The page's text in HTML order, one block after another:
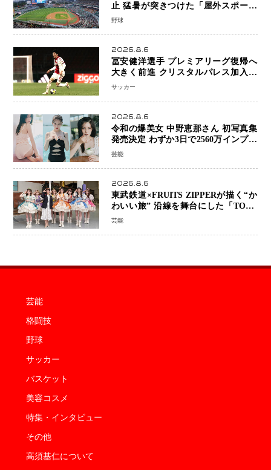
止 猛暑が突きつけた「屋外スポーツ
の限界」 日本発のドーム型施設時代
野球
2026.8.6
冨安健洋選手 プレミアリーグ復帰へ
大きく前進 クリスタルパレス加入目
前 メディカルチェックも通過
サッカー
2026.8.6
令和の爆美女 中野恵那さん 初写真集
発売決定 わずか3日で2560万インプレ
ッションを記録した話題の美貌を凝縮
芸能
2026.8.6
東武鉄道×FRUITS ZIPPERが描く“か
わいい旅” 沿線を舞台にした「TOBU
KAWAII PROJECT」が開幕
芸能
芸能
格闘技
野球
サッカー
バスケット
美容コスメ
特集・インタビュー
その他
高須基仁について